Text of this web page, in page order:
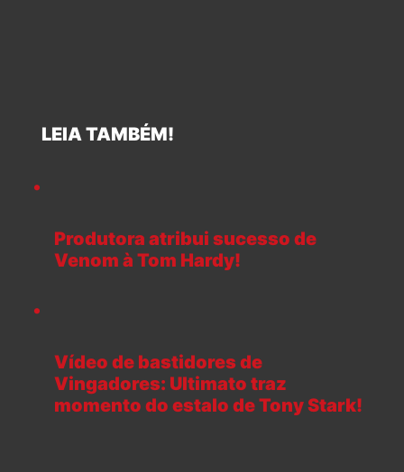
LEIA TAMBÉM!
Produtora atribui sucesso de
Venom à Tom Hardy!
Vídeo de bastidores de
Vingadores: Ultimato traz
momento do estalo de Tony Stark!